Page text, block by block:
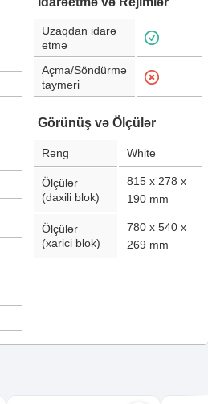
Uzaqdan idarə
etmə
Açma/Söndürmə
taymeri
Görünüş və Ölçülər
Rəng White
Ölçülər
(daxili blok)
815 x 278 x
190 mm
Ölçülər
(xarici blok)
780 x 540 x
269 mm